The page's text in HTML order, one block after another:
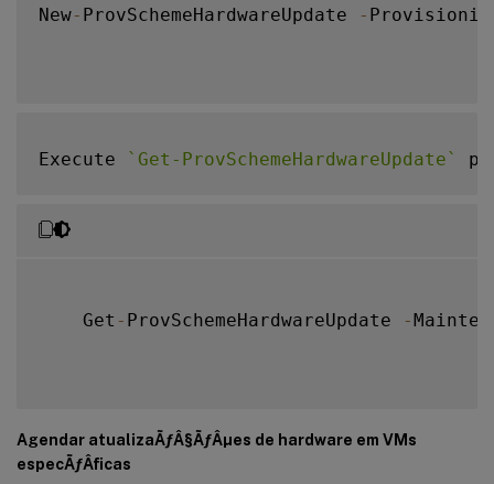
New- ProvSchemeHardwareUpdate -
Execute ` Get-ProvSchemeHardwareUpdate`
    Get
- ProvSchemeHardwareUpdate -
Agendar atualizaÃƒÂ§ÃƒÂµes de hardware em VMs
especÃƒÂ­ficas